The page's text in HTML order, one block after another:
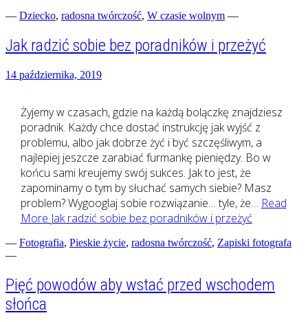
— Dziecko, radosna twórczość, W czasie wolnym —
Jak radzić sobie bez poradników i przeżyć
14 października, 2019
Żyjemy w czasach, gdzie na każdą bolączkę znajdziesz
poradnik. Każdy chce dostać instrukcję jak wyjść z
problemu, albo jak dobrze żyć i być szczęśliwym, a
najlepiej jeszcze zarabiać furmankę pieniędzy. Bo w
końcu sami kreujemy swój sukces. Jak to jest, że
zapominamy o tym by słuchać samych siebie? Masz
problem? Wygooglaj sobie rozwiązanie… tyle, że… Read
More Jak radzić sobie bez poradników i przeżyć
— Fotografia, Pieskie życie, radosna twórczość, Zapiski fotografa
—
Pięć powodów aby wstać przed wschodem
słońca